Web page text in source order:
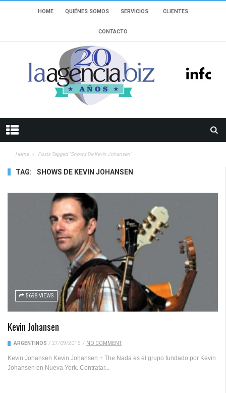
HOME QUIÉNES SOMOS SERVICIOS CLIENTES
CONTACTO
Home Posts Tagged "shows De Kevin Johansen"
TAG: SHOWS DE KEVIN JOHANSEN
5698 VIEWS
Kevin Johansen
ARGENTINOS / 27/09/2016 / NO COMMENT
Kevin Johansen Kevin Johansen + The Nada es el grupo fundado por Kevin
Johansen en Nueva York. Contratar...